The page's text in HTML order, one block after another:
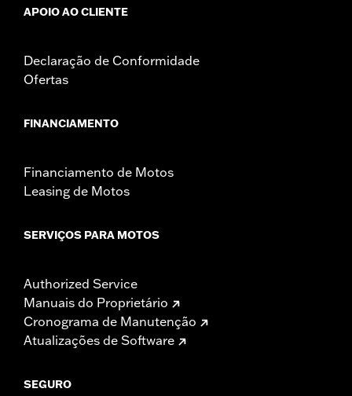
APOIO AO CLIENTE
Declaração de Conformidade
Ofertas
FINANCIAMENTO
Financiamento de Motos
Leasing de Motos
SERVIÇOS PARA MOTOS
Authorized Service
Manuais do Proprietário
Cronograma de Manutenção
Atualizações de Software
SEGURO